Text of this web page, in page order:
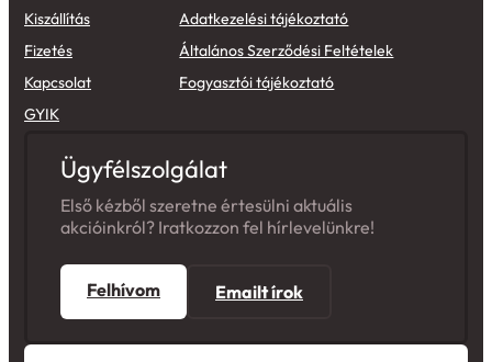
Kiszállítás
Fizetés
Kapcsolat
GYIK
Adatkezelési tájékoztató
Általános Szerződési Feltételek
Fogyasztói tájékoztató
Ügyfélszolgálat
Első kézből szeretne értesülni aktuális
akcióinkról? Iratkozzon fel hírlevelünkre!
Felhívom Emailt írok